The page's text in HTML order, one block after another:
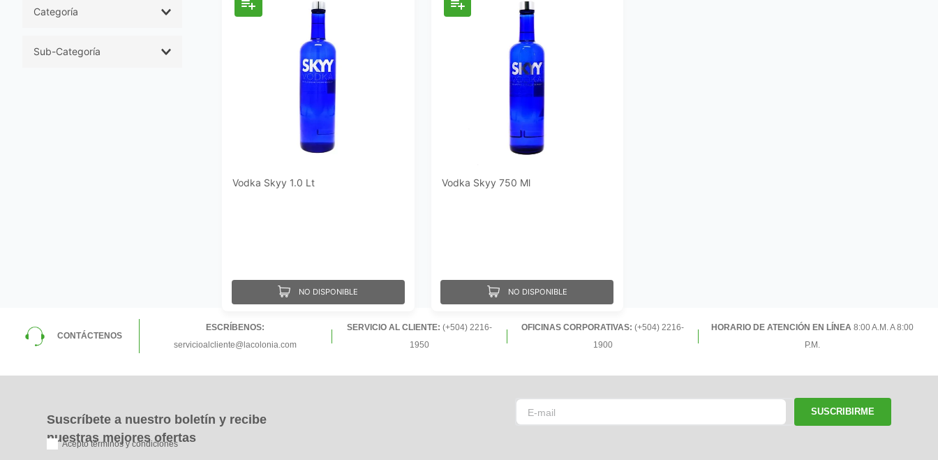
Categoría
Vinos
Sub-Categoría
Vodka Skyy 1.0 Lt
NO DISPONIBLE
Vodka Skyy 750 Ml
NO DISPONIBLE
CONTÁCTENOS
ESCRÍBENOS:
servicioalcliente@lacolonia.com
SERVICIO AL CLIENTE: (+504) 2216-
1950
OFICINAS CORPORATIVAS: (+504) 2216-
1900
HORARIO DE ATENCIÓN EN LÍNEA8:00 A.M. A 8:00
P.M.
Suscríbete a nuestro boletín y recibe
nuestras mejores ofertas
SUSCRIBIRME
Acepto términos y condiciones